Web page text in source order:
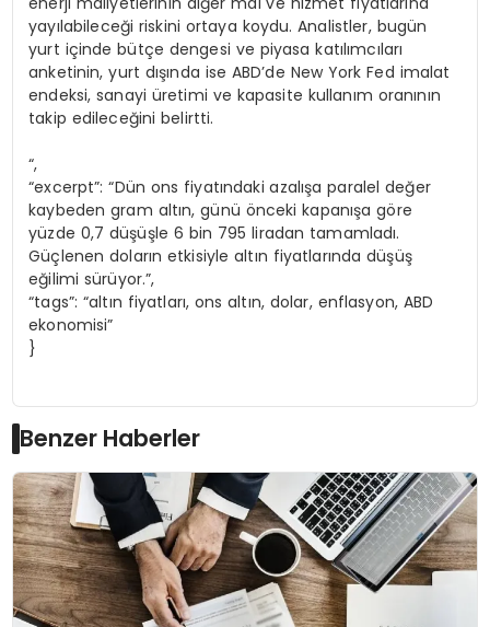
yayılabileceği riskini ortaya koydu. Analistler, bugün
yurt içinde bütçe dengesi ve piyasa katılımcıları
anketinin, yurt dışında ise ABD’de New York Fed imalat
endeksi, sanayi üretimi ve kapasite kullanım oranının
takip edileceğini belirtti.
“,
“excerpt”: “Dün ons fiyatındaki azalışa paralel değer
kaybeden gram altın, günü önceki kapanışa göre
yüzde 0,7 düşüşle 6 bin 795 liradan tamamladı.
Güçlenen doların etkisiyle altın fiyatlarında düşüş
eğilimi sürüyor.”,
“tags”: “altın fiyatları, ons altın, dolar, enflasyon, ABD
ekonomisi”
}
Benzer Haberler